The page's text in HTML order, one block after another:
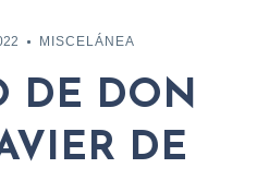
MISCELÁNEA
DE DON
DE